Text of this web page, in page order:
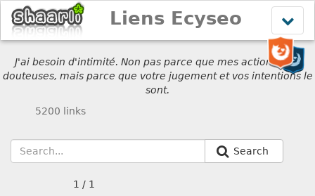
le
menu
Liens Ecyseo
J'ai besoin d'intimité. Non pas parce que mes actions sont
douteuses, mais parce que votre jugement et vos intentions le
sont.
5200 links
Search
1 / 1